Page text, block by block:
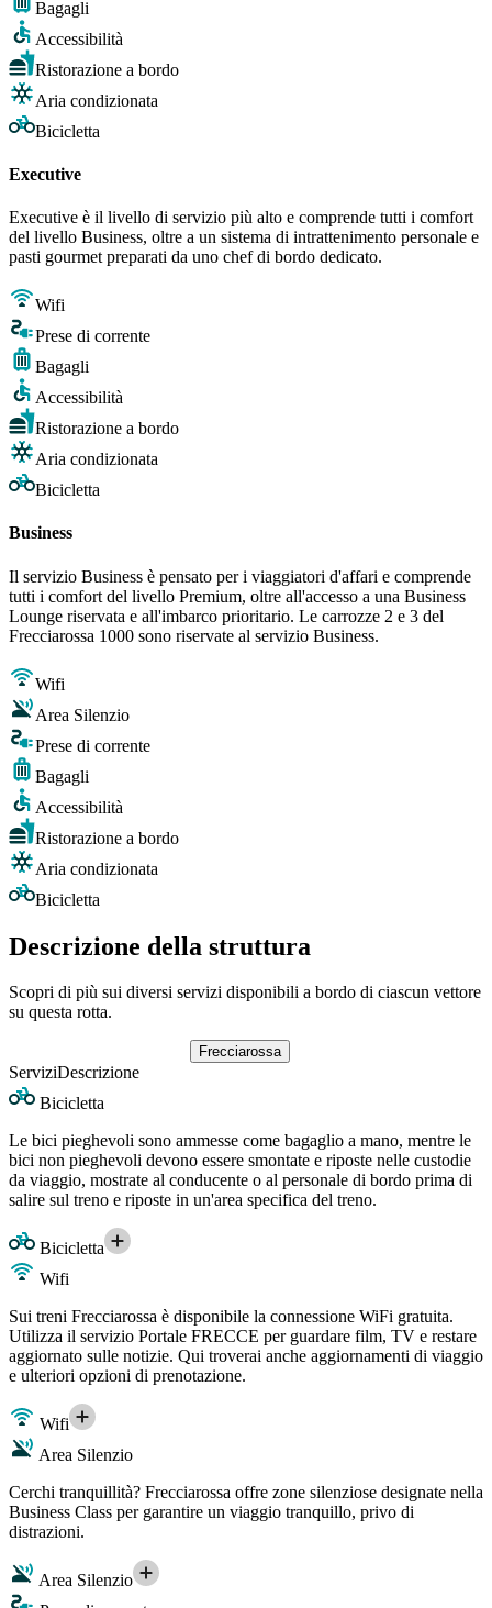
Bagagli
Accessibilità
Ristorazione a bordo
Aria condizionata
Bicicletta
Executive
Executive è il livello di servizio più alto e comprende tutti i comfort
del livello Business, oltre a un sistema di intrattenimento personale e
pasti gourmet preparati da uno chef di bordo dedicato.
Wifi
Prese di corrente
Bagagli
Accessibilità
Ristorazione a bordo
Aria condizionata
Bicicletta
Business
Il servizio Business è pensato per i viaggiatori d'affari e comprende
tutti i comfort del livello Premium, oltre all'accesso a una Business
Lounge riservata e all'imbarco prioritario. Le carrozze 2 e 3 del
Frecciarossa 1000 sono riservate al servizio Business.
Wifi
Area Silenzio
Prese di corrente
Bagagli
Accessibilità
Ristorazione a bordo
Aria condizionata
Bicicletta
Descrizione della struttura
Scopri di più sui diversi servizi disponibili a bordo di ciascun vettore
su questa rotta.
Frecciarossa
ServiziDescrizione
Bicicletta
Le bici pieghevoli sono ammesse come bagaglio a mano, mentre le
bici non pieghevoli devono essere smontate e riposte nelle custodie
da viaggio, mostrate al conducente o al personale di bordo prima di
salire sul treno e riposte in un'area specifica del treno.
Bicicletta
Wifi
Sui treni Frecciarossa è disponibile la connessione WiFi gratuita.
Utilizza il servizio Portale FRECCE per guardare film, TV e restare
aggiornato sulle notizie. Qui troverai anche aggiornamenti di viaggio
e ulteriori opzioni di prenotazione.
Wifi
Area Silenzio
Cerchi tranquillità? Frecciarossa offre zone silenziose designate nella
Business Class per garantire un viaggio tranquillo, privo di
distrazioni.
Area Silenzio